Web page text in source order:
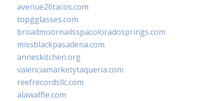
avenue26tacos.com
topgglasses.com
broadmoornailsspacoloradosprings.com
missblackpasadena.com
anneskitchen.org
valenciamarketytaqueria.com
reefrecordsllc.com
alawaffle.com